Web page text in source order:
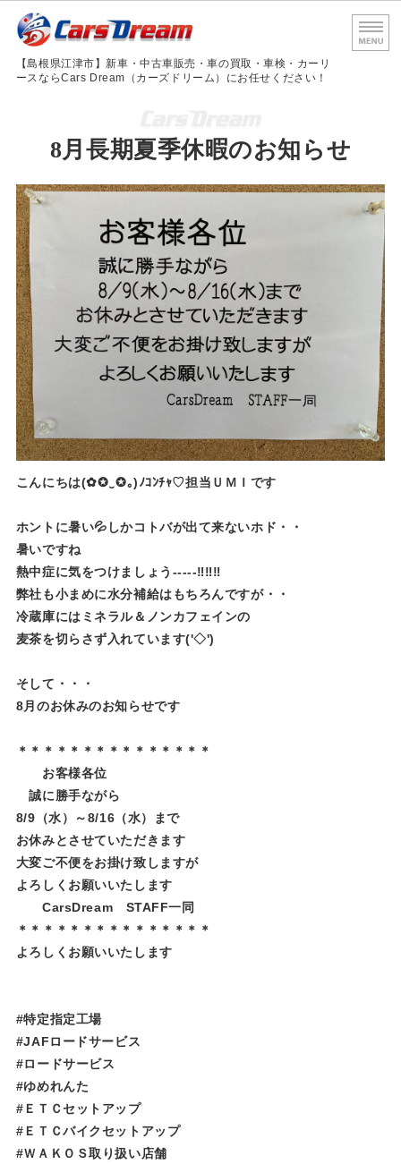
島根
【島根県江津市】新車・中古車販売・車の買取・車検・カーリ
ースならCars Dream（カーズドリーム）にお任せください！
サービス内容
車検・法定点検
会社概要
お問い合わせ
8月長期夏季休暇のお知らせ
こんにちは(✿✪‿✪｡)ﾉｺﾝﾁｬ♡担当ＵＭＩです
ホントに暑い💦しかコトバが出て来ないホド・・
暑いですね
熱中症に気をつけましょう-----‼‼‼
弊社も小まめに水分補給はもちろんですが・・
冷蔵庫にはミネラル＆ノンカフェインの
麦茶を切らさず入れています('◇')ゞ
そして・・・
8月のお休みのお知らせです
＊＊＊＊＊＊＊＊＊＊＊＊＊＊＊
お客様各位
誠に勝手ながら
8/9（水）～8/16（水）まで
お休みとさせていただきます
大変ご不便をお掛け致しますが
よろしくお願いいたします
CarsDream STAFF一同
＊＊＊＊＊＊＊＊＊＊＊＊＊＊＊
よろしくお願いいたします
#特定指定工場
#JAFロードサービス
#ロードサービス
#ゆめれんた​​​​​
#ＥＴＣセットアップ
#ＥＴＣバイクセットアップ
#ＷＡＫＯＳ取り扱い店舗